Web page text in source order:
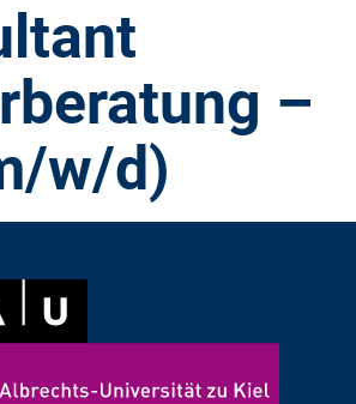
–
w/d)